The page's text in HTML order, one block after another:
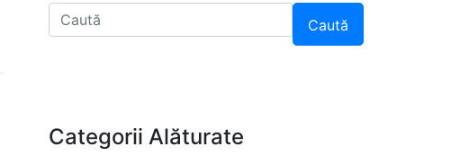
Caută
Categorii Alăturate